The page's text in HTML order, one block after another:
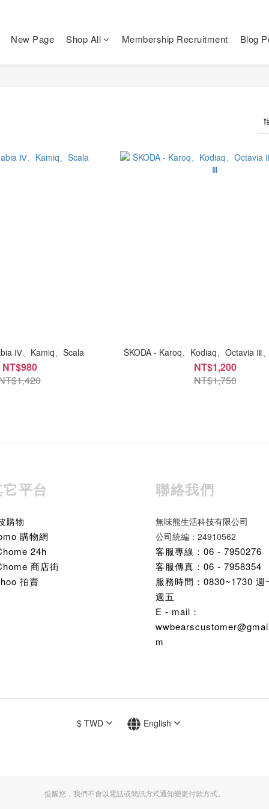
New Page Shop All Membership Recruitment Blog
Ⅳ、Kamiq、Scala
NT$980
ŠKODA - Karoq、Kodiaq、Octavia Ⅲ
NT$1,200
NT$1,750
平台
購物
購物網
24h
商店街
拍賣
聯絡我們
無味熊生活科技有限公司
公司統編：24910562
客服專線：06 - 7950276
客服傳真：06 - 7958354
服務時間：0830~1730 週
週五
E - mail：
m
$ TWD English
提醒您，我們不會以電話或簡訊方式通知變更付款方式。